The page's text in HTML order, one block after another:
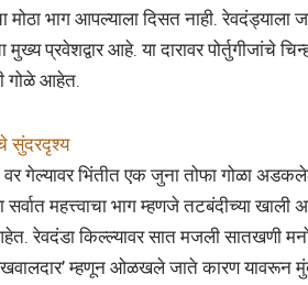
भाग आपल्याला दिसत नाही. रेवदंड्याला
मुख्य प्रवेशद्वार आहे. या दारावर
गोळे आहेत.
सुंदरदृश्य
वर गेल्यावर भिंतीत एक जुना तोफा गोळा
महत्त्वाचा भाग म्हणजे तटबंदीच्या खाली
रेवदंडा किल्ल्यावर सात मजली सातखणी
रखवालदार’ म्हणून ओळखले जाते कारण यावरून